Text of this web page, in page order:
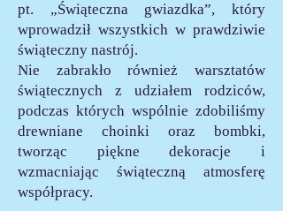
pt. „Świąteczna gwiazdka”, który
wprowadził wszystkich w prawdziwie
świąteczny nastrój.
Nie zabrakło również warsztatów
świątecznych z udziałem rodziców,
podczas których wspólnie zdobiliśmy
drewniane choinki oraz bombki,
tworząc piękne dekoracje i
wzmacniając świąteczną atmosferę
współpracy.